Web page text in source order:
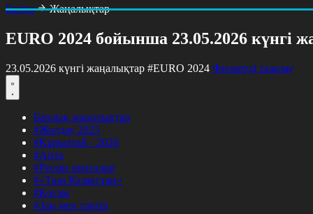
Басты
Жаңалықтар
EURO 2024 бойынша 23.05.2026 күнгі
23.05.2026 күнгі жаңалықтар #EURO 2024 Фильтрді тазалау
Барлық жаңалықтар
#Жолдау 2025
#Құрылтай - 2026
#Апта
#Ресми оқиғалар
#«Таза Қазақстан»
#Қоғам
#Заң мен тәртіп